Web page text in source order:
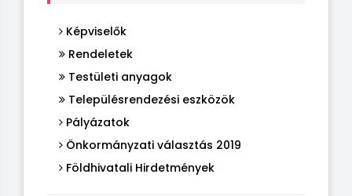
Képviselők
Rendeletek
Testületi anyagok
Településrendezési eszközök
Pályázatok
Önkormányzati választás 2019
Földhivatali Hirdetmények